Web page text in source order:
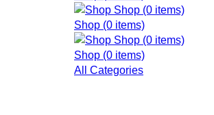
Shop (0 items)
Shop (0 items)
Shop (0 items)
Shop (0 items)
All Categories